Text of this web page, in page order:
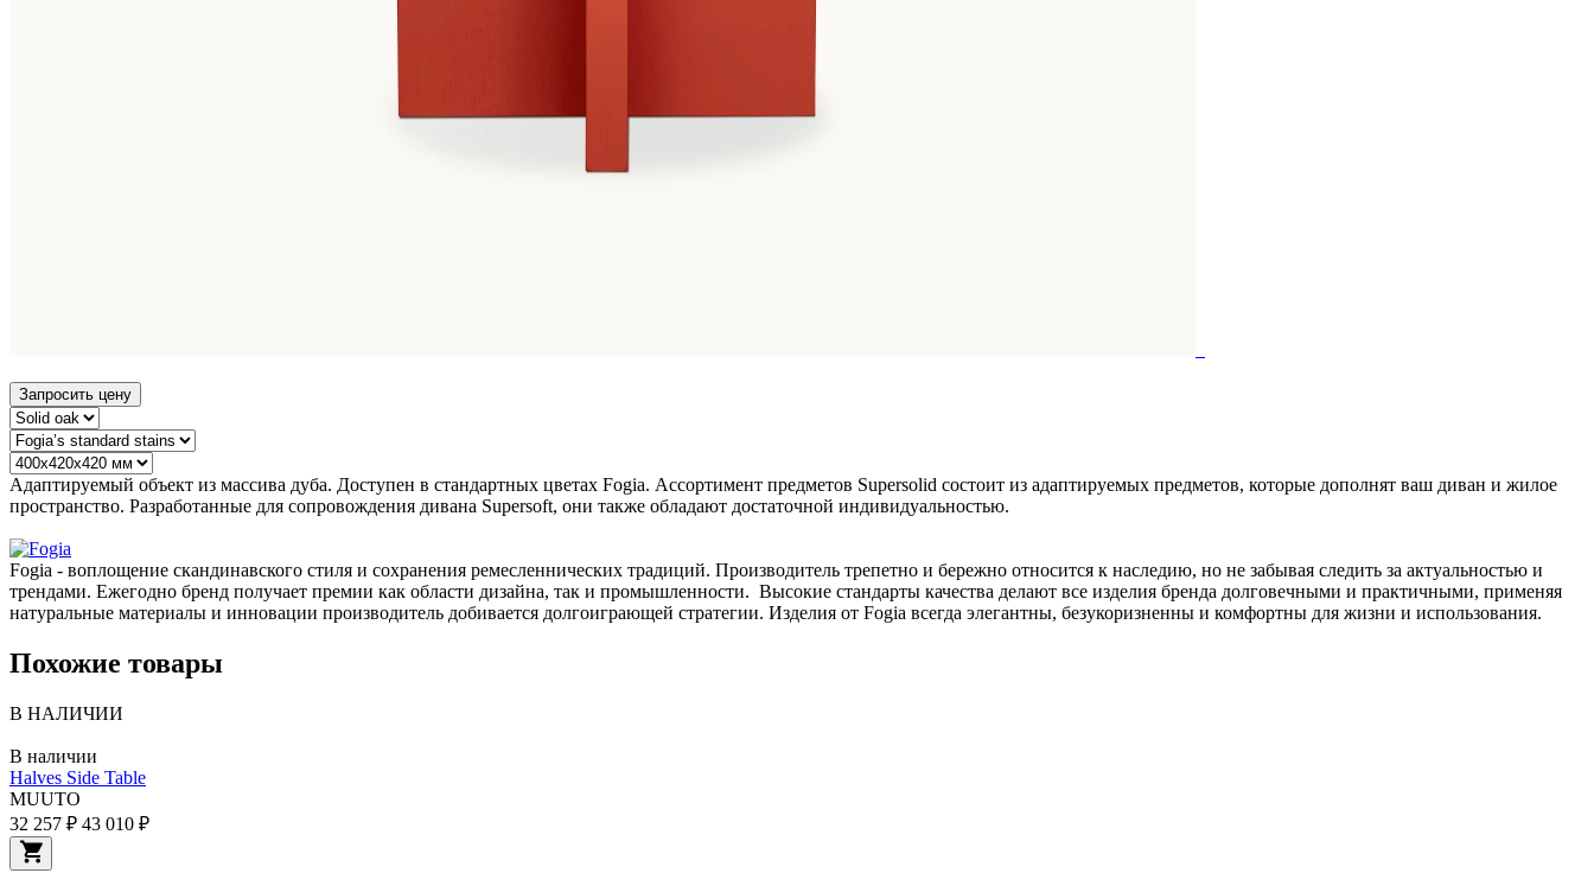
Запросить цену
Адаптируемый объект из массива дуба. Доступен в стандартных цветах Fogia. Ассортимент предметов Supersolid состоит из адаптируемых предметов, которые дополнят ваш диван и жилое
пространство. Разработанные для сопровождения дивана Supersoft, они также обладают достаточной индивидуальностью.
Fogia - воплощение скандинавского стиля и сохранения ремесленнических традиций. Производитель трепетно и бережно относится к наследию, но не забывая следить за актуальностью и
трендами. Ежегодно бренд получает премии как области дизайна, так и промышленности. Высокие стандарты качества делают все изделия бренда долговечными и практичными, применяя
натуральные материалы и инновации производитель добивается долгоиграющей стратегии. Изделия от Fogia всегда элегантны, безукоризненны и комфортны для жизни и использования.
Похожие товары
В НАЛИЧИИ
В наличии
Halves Side Table
MUUTO
32 257 ₽ 43 010 ₽